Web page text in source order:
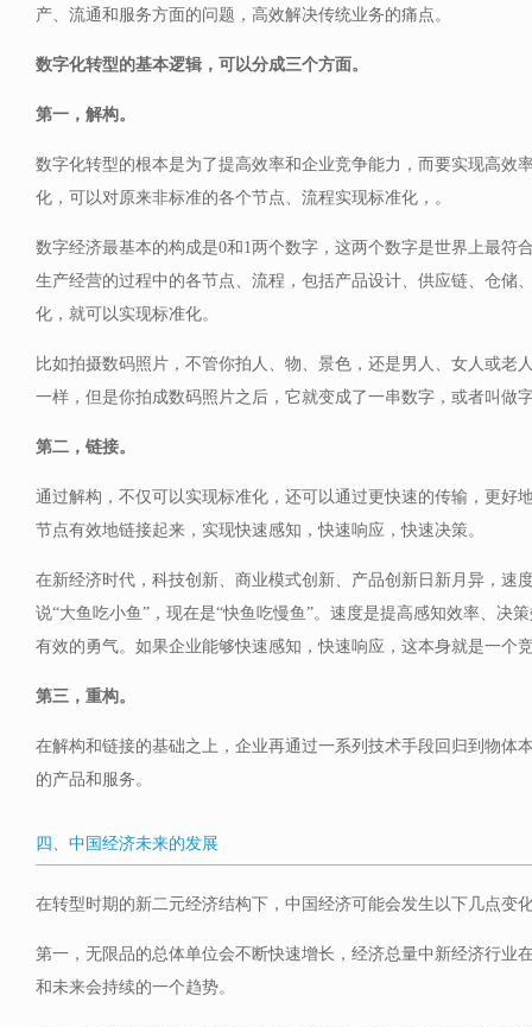
产、流通和服务方面的问题，高效解决传统业务的痛点。
数字化转型的基本逻辑，可以分成三个方面。
第一，解构。
数字化转型的根本是为了提高效率和企业竞争能力，而要实现高效
化，可以对原来非标准的各个节点、流程实现标准化，。
数字经济最基本的构成是0和1两个数字，这两个数字是世界上最符
生产经营的过程中的各节点、流程，包括产品设计、供应链、仓储
化，就可以实现标准化。
比如拍摄数码照片，不管你拍人、物、景色，还是男人、女人或老
一样，但是你拍成数码照片之后，它就变成了一串数字，或者叫
第二，链接。
通过解构，不仅可以实现标准化，还可以通过更快速的传输，更好
节点有效地链接起来，实现快速感知，快速响应，快速决策。
在新经济时代，科技创新、商业模式创新、产品创新日新月异，速
说“大鱼吃小鱼”，现在是“快鱼吃慢鱼”。速度是提高感知效率、决
有效的勇气。如果企业能够快速感知，快速响应，这本身就是一个
第三，重构。
在解构和链接的基础之上，企业再通过一系列技术手段回归到物体
的产品和服务。
四、中国经济未来的发展
在转型时期的新二元经济结构下，中国经济可能会发生以下几点变
第一，无限品的总体单位会不断快速增长，经济总量中新经济行业
和未来会持续的一个趋势。